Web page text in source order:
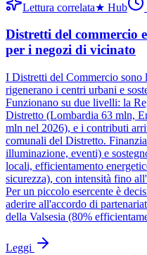
Lettura correlata★ Hub
Distretti del commercio
per i negozi di vicinato
I Distretti del Commercio sono
rigenerano i centri urbani e
Funzionano su due livelli: la
Distretto (Lombardia 63 mln,
mln nel 2026), e i contributi
comunali del Distretto.
illuminazione, eventi) e
locali, efficientamento
sicurezza), con intensità fino
Per un piccolo esercente è
aderire all'accordo di
della Valsesia (80%
Leggi